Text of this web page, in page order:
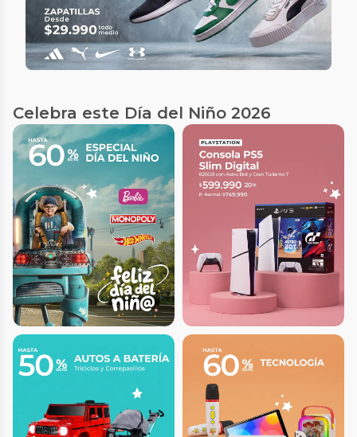
Celebra este Día del Niño 2026